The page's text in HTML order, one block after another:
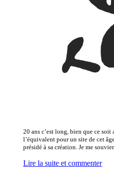
20 ans c’est long, bien que ce
l’équivalent pour un site de cet
présidé à sa création. Je me
Lire la suite et commenter